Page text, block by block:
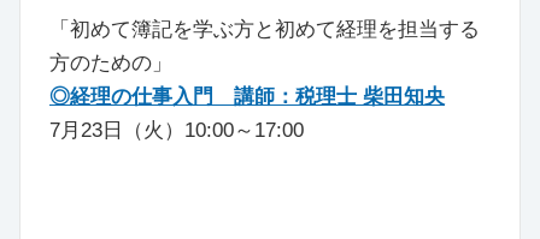
「初めて簿記を学ぶ方と初めて経理を担当する
方のための」
◎経理の仕事入門 講師：税理士 柴田知央
7月23日（火）10:00～17:00